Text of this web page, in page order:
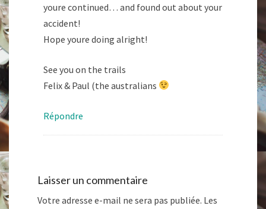
youre continued… and found out about your
accident!
Hope youre doing alright!
See you on the trails
Felix & Paul (the australians
Répondre
Laisser un commentaire
Votre adresse e-mail ne sera pas publiée. Les